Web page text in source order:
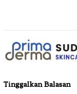
Tinggalkan Balasan